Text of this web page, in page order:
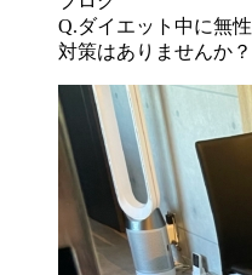
Q.ダイエット中に無
対策はありませんか？